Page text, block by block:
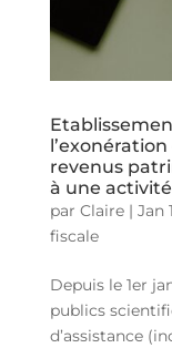
revenus
à une
par Claire| Jan
fiscale
Depuis le 1er
publics
d’assistance